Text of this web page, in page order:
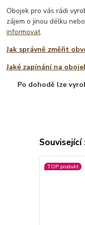
Obojek pro vás rádi
zájem o jinou délku
informovat.
Jak správně změřit
Jaké zapínání na
Po dohodě lze
Související
TOP produkt